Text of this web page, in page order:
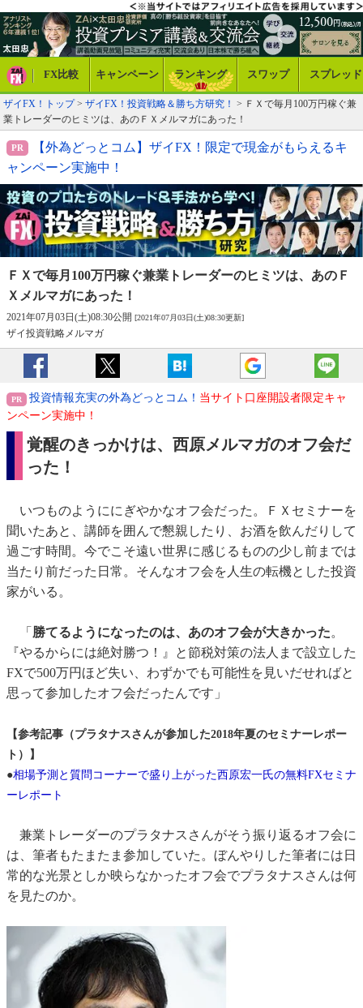
FX比較 キャンペーン ランキング スワップ スプレッド
ザイFX！トップ> ザイFX！投資戦略＆勝ち方研究！ > ＦＸで毎月100万円稼ぐ兼
業トレーダーのヒミツは、あのＦＸメルマガにあった！
【外為どっとコム】ザイFX！限定で現金がもらえるキ
ャンペーン実施中！
ＦＸで毎月100万円稼ぐ兼業トレーダーのヒミツは、あのＦ
Ｘメルマガにあった！
2021年07月03日(土)08:30公開 [2021年07月03日(土)08:30更新]
ザイ投資戦略メルマガ
投資情報充実の外為どっとコム！ 当サイト口座開設者限定キャ
ンペーン実施中！
覚醒のきっかけは、西原メルマガのオフ会だ
った！
いつものようににぎやかなオフ会だった。ＦＸセミナーを
聞いたあと、講師を囲んで懇親したり、お酒を飲んだりして
過ごす時間。今でこそ遠い世界に感じるものの少し前までは
当たり前だった日常。そんなオフ会を人生の転機とした投資
家がいる。
「 勝てるようになったのは、あのオフ会が大きかった。
『やるからには絶対勝つ！』と節税対策の法人まで設立した
FXで500万円ほど失い、わずかでも可能性を見いだせればと
思って参加したオフ会だったんです」
【参考記事（プラタナスさんが参加した2018年夏のセミナーレポー
ト）】
●相場予測と質問コーナーで盛り上がった西原宏一氏の無料FXセミナ
ーレポート
兼業トレーダーのプラタナスさんがそう振り返るオフ会に
は、筆者もたまたま参加していた。ぼんやりした筆者には日
常的な光景としか映らなかったオフ会でプラタナスさんは何
を見たのか。